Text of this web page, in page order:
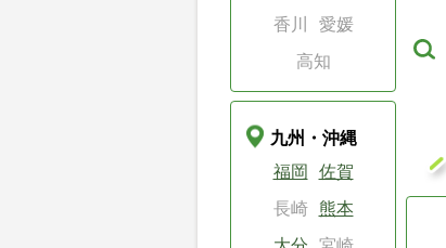
香川
愛媛
高知
九州・沖縄
福岡
佐賀
長崎
熊本